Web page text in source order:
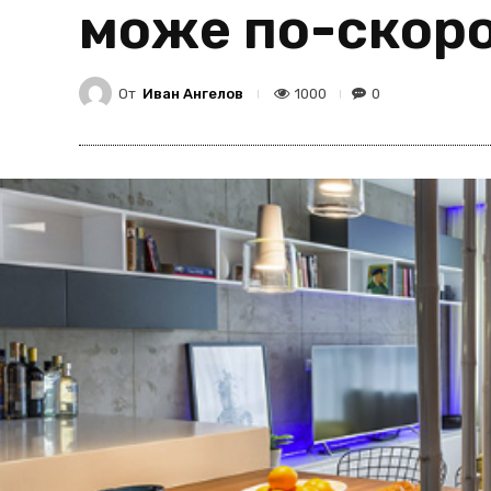
може по-
От Иван Ангелов 1000 0